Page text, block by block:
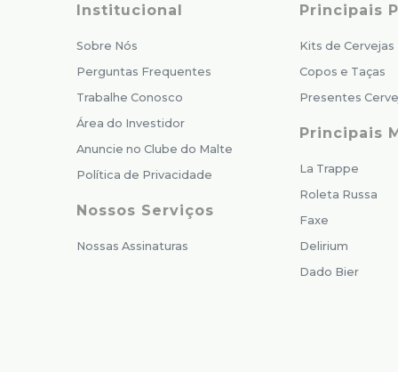
Institucional
Sobre Nós
Perguntas Frequentes
Trabalhe Conosco
Área do Investidor
Anuncie no Clube do Malte
Política de Privacidade
Nossos Serviços
Nossas Assinaturas
Principais
Kits de Cervejas
Copos e Taças
Presentes
Principais
La Trappe
Roleta Russa
Faxe
Delirium
Dado Bier